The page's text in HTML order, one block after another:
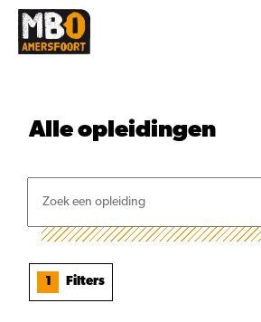
Alleopleidingen
1 Filters